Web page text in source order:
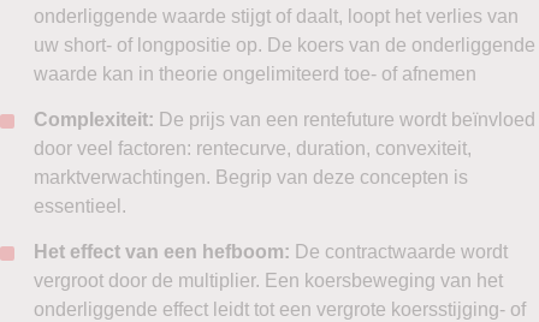
onderliggende waarde stijgt of daalt, loopt het verlies van
uw short- of longpositie op. De koers van de onderliggende
waarde kan in theorie ongelimiteerd toe- of afnemen
Complexiteit: De prijs van een rentefuture wordt beïnvloed
door veel factoren: rentecurve, duration, convexiteit,
marktverwachtingen. Begrip van deze concepten is
essentieel.
Het effect van een hefboom: De contractwaarde wordt
vergroot door de multiplier. Een koersbeweging van het
onderliggende effect leidt tot een vergrote koersstijging- of